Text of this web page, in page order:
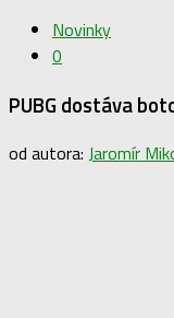
Novinky
0
PUBG dostáva
od autora: Jaromír